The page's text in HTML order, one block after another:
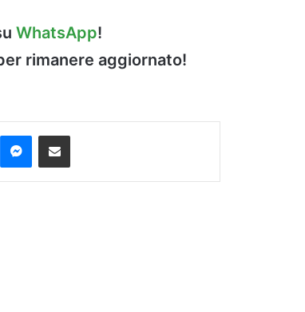
WhatsApp!
rimanere aggiornato!
Messenger
Condividi via Email